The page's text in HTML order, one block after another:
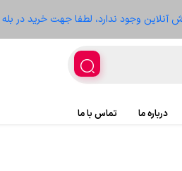
آنلاین وجود ندارد، لطفا جهت خرید در
درباره ما
تماس با ما